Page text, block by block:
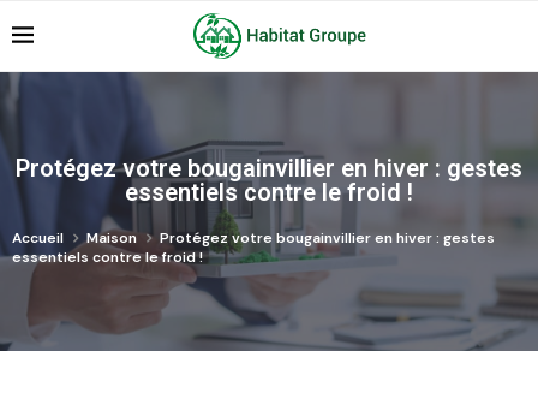
Protégez votre bougainvillier en hiver : gestes
essentiels contre le froid !
Accueil Maison
Protégez votre bougainvillier en hiver : gestes
essentiels contre le froid !